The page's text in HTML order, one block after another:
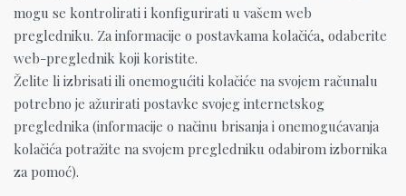
mogu se kontrolirati i konfigurirati u vašem web
pregledniku. Za informacije o postavkama kolačića, odaberite
web-preglednik koji koristite.
Želite li izbrisati ili onemogućiti kolačiće na svojem računalu
potrebno je ažurirati postavke svojeg internetskog
preglednika (informacije o načinu brisanja i onemogućavanja
kolačića potražite na svojem pregledniku odabirom izbornika
za pomoć).